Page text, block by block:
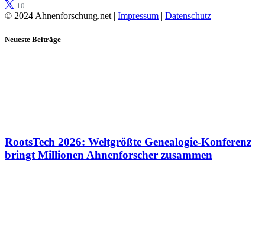
10
© 2024 Ahnenforschung.net | Impressum Datenschutz
Neueste Beiträge
RootsTech 2026: Weltgrößte Genealogie-Konferenz
bringt Millionen Ahnenforscher zusammen